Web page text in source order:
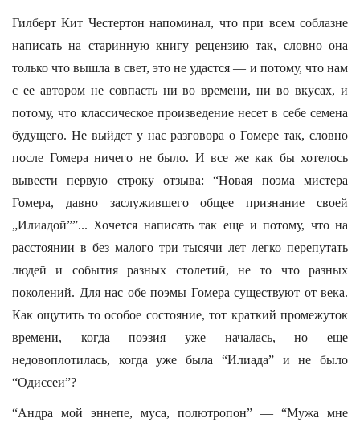
Гилберт Кит Честертон напоминал, что при всем соблазне
написать на старинную книгу рецензию так, словно она
только что вышла в свет, это не удастся — и потому, что нам
с ее автором не совпасть ни во времени, ни во вкусах, и
потому, что классическое произведение несет в себе семена
будущего. Не выйдет у нас разговора о Гомере так, словно
после Гомера ничего не было. И все же как бы хотелось
вывести первую строку отзыва: “Новая поэма мистера
Гомера, давно заслужившего общее признание своей
„Илиадой””... Хочется написать так еще и потому, что на
расстоянии в без малого три тысячи лет легко перепутать
людей и события разных столетий, не то что разных
поколений. Для нас обе поэмы Гомера существуют от века.
Как ощутить то особое состояние, тот краткий промежуток
времени, когда поэзия уже началась, но еще
недовоплотилась, когда уже была “Илиада” и не было
“Одиссеи”?
“Андра мой эннепе, муса, полютропон” — “Мужа мне